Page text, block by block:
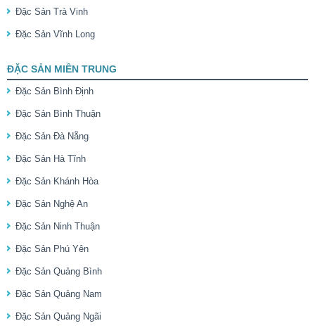
Đặc Sản Trà Vinh
Đặc Sản Vĩnh Long
ĐẶC SẢN MIỀN TRUNG
Đặc Sản Bình Định
Đặc Sản Bình Thuận
Đặc Sản Đà Nẵng
Đặc Sản Hà Tĩnh
Đặc Sản Khánh Hòa
Đặc Sản Nghệ An
Đặc Sản Ninh Thuận
Đặc Sản Phú Yên
Đặc Sản Quảng Bình
Đặc Sản Quảng Nam
Đặc Sản Quảng Ngãi